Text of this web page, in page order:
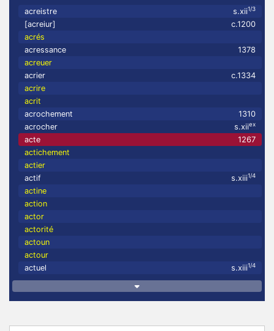
acreistre s.xii1/3
[acreiur]
c.1200
acrés
acressance
1378
acreuer
acrier
c.1334
acrire
acrit
acrochement
1310
acrocher
s.xiiex
acte
1267
actichement
actier
actif
s.xiii1/4
actine
action
actor
actorité
actoun
actour
actuel
s.xiii1/4